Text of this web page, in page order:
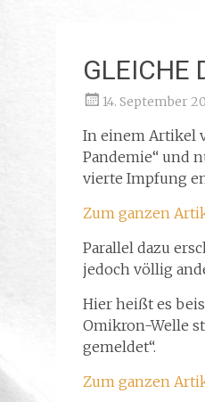
GLEICHE
14. September
In einem Artikel
Pandemie“ und
vierte Impfung
Zum ganzen
Parallel dazu
jedoch völlig
Hier heißt es
Omikron-Welle
gemeldet“.
Zum ganzen